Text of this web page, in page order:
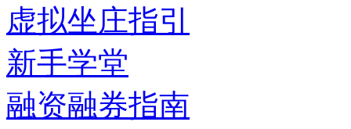
虚拟坐庄指引
新手学堂
融资融券指南